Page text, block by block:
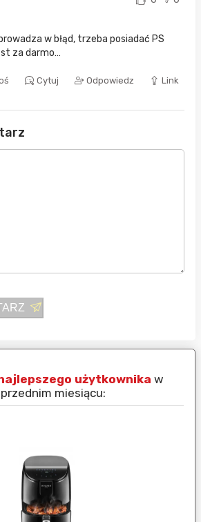
w błąd, trzeba posiadać PS
za darmo…
Cytuj Odpowiedz Link
użytkownika w
miesiącu: